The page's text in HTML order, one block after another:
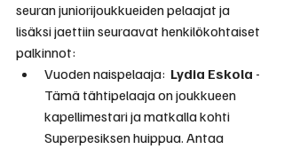
seuran juniorijoukkueiden pelaajat ja
lisäksi jaettiin seuraavat henkilökohtaiset
palkinnot:
Vuoden naispelaaja: Lydia Eskola -
Tämä tähtipelaaja on joukkueen
kapellimestari ja matkalla kohti
Superpesiksen huippua. Antaa